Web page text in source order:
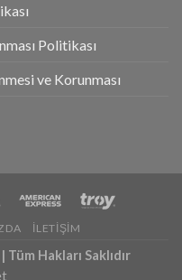
Politikası
ve Korunması
İLETIŞIM
Tüm Hakları Saklıdır